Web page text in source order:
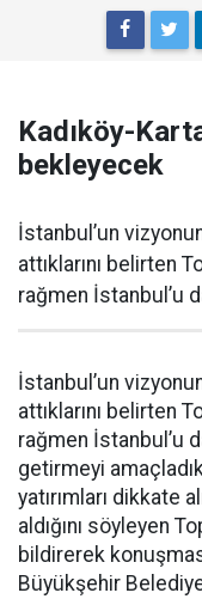
Kadıköy-
bekleyecek
İstanbul’un
attıklarını belirten
rağmen İstanbul’u
İstanbul’un
attıklarını belirten
rağmen İstanbul’u
getirmeyi
yatırımları dikkate
aldığını söyleyen
bildirerek
Büyükşehir